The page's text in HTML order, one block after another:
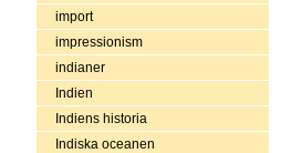
import
impressionism
indianer
Indien
Indiens historia
Indiska oceanen